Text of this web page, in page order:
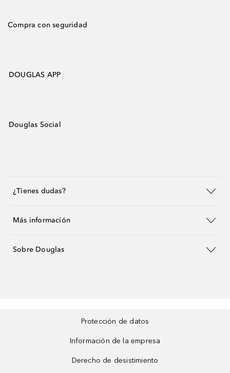
Compra con seguridad
DOUGLAS APP
Douglas Social
¿Tienes dudas?
Más información
Sobre Douglas
Protección de datos
Información de la empresa
Derecho de desistimiento